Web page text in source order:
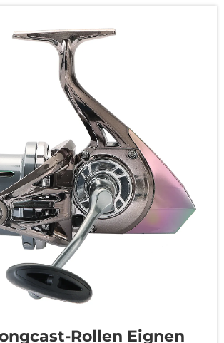
vergeben wird, ist
Rollen Eignen